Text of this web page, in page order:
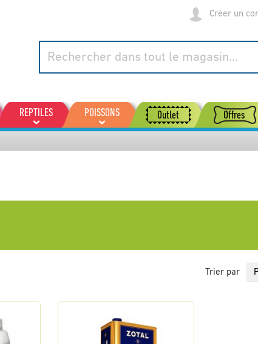
Créer un
REPTILES POISSONS Outlet Offres
Trier par